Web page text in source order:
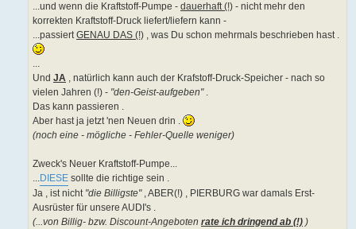
...und wenn die Kraftstoff-Pumpe - dauerhaft (!) - nicht mehr den
korrekten Kraftstoff-Druck liefert/liefern kann -
...passiertGENAU DAS (!) , was Du schon mehrmals beschrieben hast .
...
Und JA , natürlich kann auch der Krafstoff-Druck-Speicher - nach so
vielen Jahren (!) - "den-Geist-aufgeben".
Das kann passieren .
Aber hast ja jetzt 'nen Neuen drin .
(noch eine - mögliche - Fehler-Quelle weniger)
Zweck's Neuer Kraftstoff-Pumpe...
...DIESE sollte die richtige sein .
Ja , ist nicht "die Billigste", ABER(!) , PIERBURG war damals Erst-
Ausrüster für unsere AUDI's .
(...von Billig- bzw. Discount-Angeboten rate ich dringend ab (!) )